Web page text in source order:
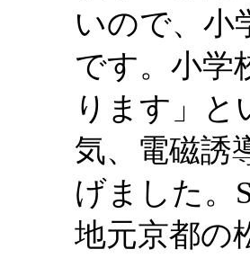
いので、小
です。小学
ります」と
気、電磁誘
げました。
地元京都の